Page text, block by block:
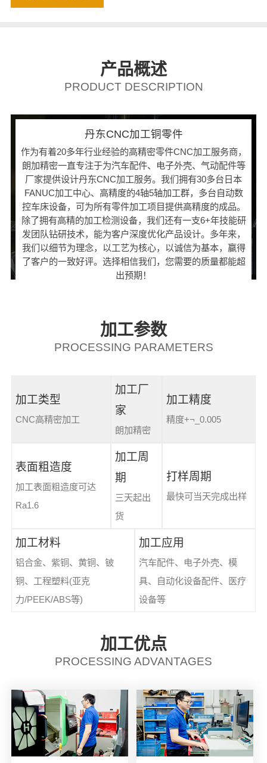
产品概述
PRODUCT DESCRIPTION
丹东CNC加工铜零件
作为有着20多年行业经验的高精密零件CNC加工服务商，
朗加精密一直专注于为汽车配件、电子外壳、气动配件等
厂家提供设计丹东CNC加工服务。我们拥有30多台日本
FANUC加工中心、高精度的4轴5轴加工群，多台自动数
控车床设备，可为所有零件加工项目提供高精度的成品。
除了拥有高精的加工检测设备，我们还有一支6+年技能研
发团队钻研技术，能为客户深度优化产品设计。多年来，
我们以细节为理念，以工艺为核心，以诚信为基本，赢得
了客户的一致好评。选择相信我们，您需要的质量都能超
出预期！
加工参数
PROCESSING PARAMETERS
加工类型
CNC高精密加工
加工厂
家
朗加精密
加工精度
精度+¬_0.005
表面粗造度
加工表面粗造度可达
Ra1.6
加工周
期
三天起出
货
打样周期
最快可当天完成出样
加工材料
铝合金、紫铜、黄铜、铍
铜、工程塑料(亚克
力/PEEK/ABS等)
加工应用
汽车配件、电子外壳、模
具、自动化设备配件、医疗
设备等
加工优点
PROCESSING ADVANTAGES